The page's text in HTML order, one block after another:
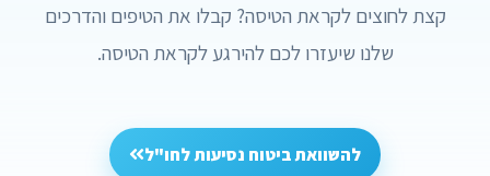
קצת לחוצים לקראת הטיסה? קבלו את הטיפים והדרכים
שלנו שיעזרו לכם להירגע לקראת הטיסה.
להשוואת ביטוח נסיעות לחו"ל